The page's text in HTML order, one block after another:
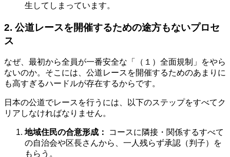
生してしまっています。
2. 公道レースを開催するための途方もないプロセ
ス
なぜ、最初から全員が一番安全な「（１）全面規制」をやら
ないのか。そこには、公道レースを開催するためのあまりに
も高すぎるハードルが存在するからです。
日本の公道でレースを行うには、以下のステップをすべてク
リアしなければなりません。
地域住民の合意形成：
コースに隣接・関係するすべて
の自治会や区長さんから、一人残らず承認（判子）を
もらう。